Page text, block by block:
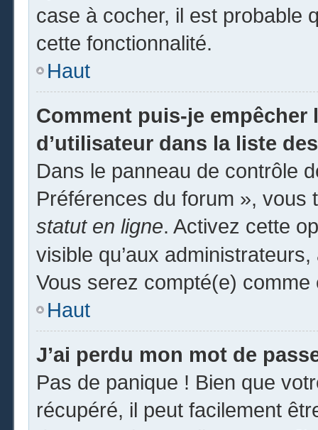
case à cocher, il est probable
cette fonctionnalité.
Haut
Comment puis-je empêcher
d’utilisateur dans la liste
Dans le panneau de contrôle
Préférences du forum », vous
statut en ligne. Activez cette
visible qu’aux
Vous serez compté(e)
Haut
J’ai perdu mon mot de
Pas de panique ! Bien que
récupéré, il peut facilement